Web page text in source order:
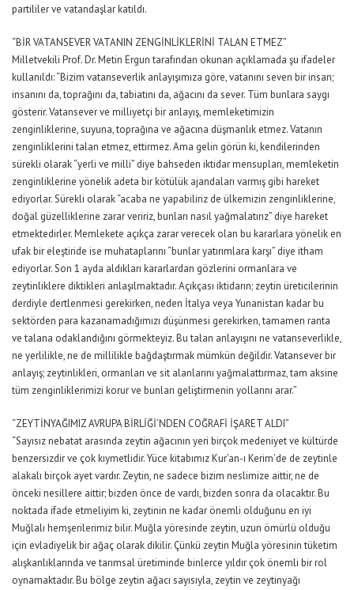
partililer ve vatandaşlar katıldı.
“BİR VATANSEVER VATANIN ZENGİNLİKLERİNİ TALAN ETMEZ”
Milletvekili Prof. Dr. Metin Ergun tarafından okunan açıklamada şu ifadeler
kullanıldı: “Bizim vatanseverlik anlayışımıza göre, vatanını seven bir insan;
insanını da, toprağını da, tabiatını da, ağacını da sever. Tüm bunlara saygı
gösterir. Vatansever ve milliyetçi bir anlayış, memleketimizin
zenginliklerine, suyuna, toprağına ve ağacına düşmanlık etmez. Vatanın
zenginliklerini talan etmez, ettirmez. Ama gelin görün ki, kendilerinden
sürekli olarak “yerli ve milli” diye bahseden iktidar mensupları, memleketin
zenginliklerine yönelik adeta bir kötülük ajandaları varmış gibi hareket
ediyorlar. Sürekli olarak “acaba ne yapabiliriz de ülkemizin zenginliklerine,
doğal güzelliklerine zarar veririz, bunları nasıl yağmalatırız” diye hareket
etmektedirler. Memlekete açıkça zarar verecek olan bu kararlara yönelik en
ufak bir eleştiride ise muhataplarını “bunlar yatırımlara karşı” diye itham
ediyorlar. Son 1 ayda aldıkları kararlardan gözlerini ormanlara ve
zeytinliklere diktikleri anlaşılmaktadır. Açıkçası iktidarın; zeytin üreticilerinin
derdiyle dertlenmesi gerekirken, neden İtalya veya Yunanistan kadar bu
sektörden para kazanamadığımızı düşünmesi gerekirken, tamamen ranta
ve talana odaklandığını görmekteyiz. Bu talan anlayışını ne vatanseverlikle,
ne yerlilikle, ne de millilikle bağdaştırmak mümkün değildir. Vatansever bir
anlayış; zeytinlikleri, ormanları ve sit alanlarını yağmalattırmaz, tam aksine
tüm zenginliklerimizi korur ve bunları geliştirmenin yollarını arar.”
“ZEYTİNYAĞIMIZ AVRUPA BİRLİĞİ’NDEN COĞRAFİ İŞARET ALDI”
“Sayısız nebatat arasında zeytin ağacının yeri birçok medeniyet ve kültürde
benzersizdir ve çok kıymetlidir. Yüce kitabımız Kur’an-ı Kerim’de de zeytinle
alakalı birçok ayet vardır. Zeytin, ne sadece bizim neslimize aittir, ne de
önceki nesillere aittir; bizden önce de vardı, bizden sonra da olacaktır. Bu
noktada ifade etmeliyim ki, zeytinin ne kadar önemli olduğunu en iyi
Muğlalı hemşerilerimiz bilir. Muğla yöresinde zeytin, uzun ömürlü olduğu
için evladiyelik bir ağaç olarak dikilir. Çünkü zeytin Muğla yöresinin tüketim
alışkanlıklarında ve tarımsal üretiminde binlerce yıldır çok önemli bir rol
oynamaktadır. Bu bölge zeytin ağacı sayısıyla, zeytin ve zeytinyağı